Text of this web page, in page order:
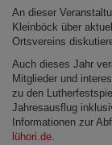
An dieser
Kleinböck über
Ortsvereins
Auch dieses Jahr
Mitglieder und
zu den
Jahresausflug
Informationen zur
lühori.de.